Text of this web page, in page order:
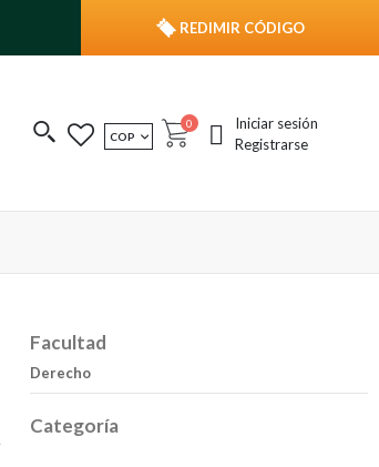
REDIMIR CÓDIGO
MONEDA
COP Cart
0 publicacionesIniciar sesión
Registrarse
Facultad
Derecho
Categoría